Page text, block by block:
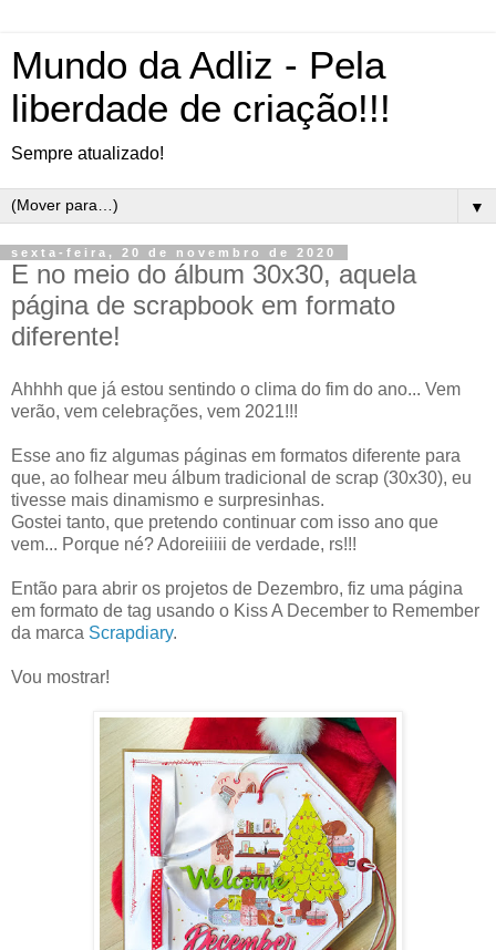
Mundo da Adliz - Pela
liberdade de criação!!!
Sempre atualizado!
▼
sexta-feira, 20 de novembro de 2020
E no meio do álbum 30x30, aquela
página de scrapbook em formato
diferente!
Ahhhh que já estou sentindo o clima do fim do ano... Vem
verão, vem celebrações, vem 2021!!!
Esse ano fiz algumas páginas em formatos diferente para
que, ao folhear meu álbum tradicional de scrap (30x30), eu
tivesse mais dinamismo e surpresinhas.
Gostei tanto, que pretendo continuar com isso ano que
vem... Porque né? Adoreiiiii de verdade, rs!!!
Então para abrir os projetos de Dezembro, fiz uma página
em formato de tag usando o Kiss A December to Remember
da marca Scrapdiary.
Vou mostrar!